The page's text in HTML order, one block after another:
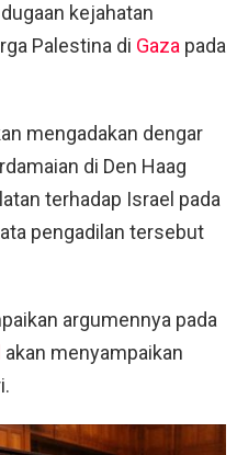
kejahatan
Palestina di Gaza pada
mengadakan dengar
di Den Haag
terhadap Israel pada
pengadilan tersebut
argumennya pada
akan menyampaikan